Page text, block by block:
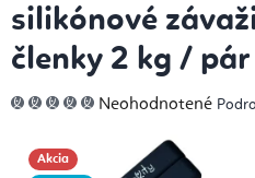
silikónové
členky 2 kg / pár
Priemerné
hodnotenie
Neohodnotené
Akcia